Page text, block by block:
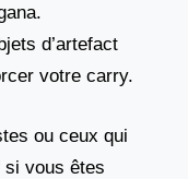
d’artefact
votre carry.
ou ceux qui
si vous êtes